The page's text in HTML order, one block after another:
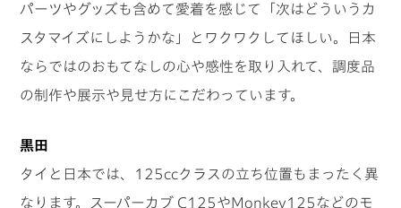
パーツやグッズも含めて愛着を感じて「次はどういうカ
スタマイズにしようかな」とワクワクしてほしい。日本
ならではのおもてなしの心や感性を取り入れて、調度品
の制作や展示や見せ方にこだわっています。
黒田
タイと日本では、125ccクラスの立ち位置もまったく異
なります。スーパーカブ C125やMonkey125などのモ